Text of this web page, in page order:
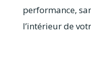
performance,
l’intérieur de